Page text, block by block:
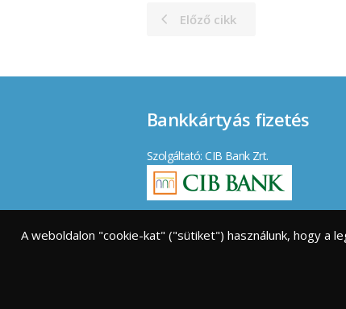
Előző cikk
Bankkártyás fizetés
Szolgáltató: CIB Bank Zrt.
A weboldalon "cookie-kat" ("sütiket") használunk, hogy a